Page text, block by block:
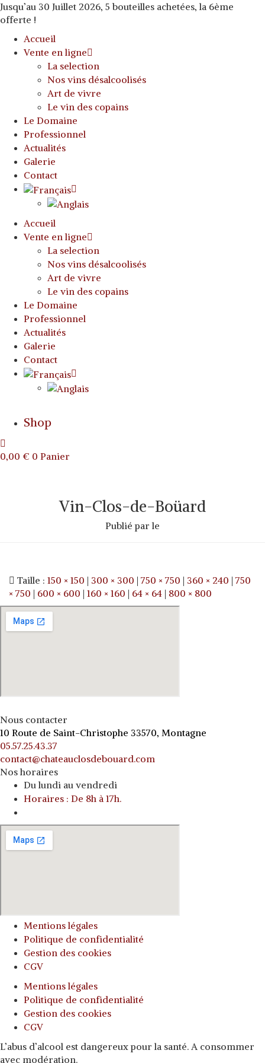
Jusqu’au 30 Juillet 2026, 5 bouteilles achetées, la 6ème
offerte !
Accueil
Vente en ligne
La selection
Nos vins désalcoolisés
Art de vivre
Le vin des copains
Le Domaine
Professionnel
Actualités
Galerie
Contact
Accueil
Vente en ligne
La selection
Nos vins désalcoolisés
Art de vivre
Le vin des copains
Le Domaine
Professionnel
Actualités
Galerie
Contact
Shop
0,00 € 0 Panier
Vin-Clos-de-Boüard
Publié par le
Taille : 150 × 150 | 300 × 300 | 750 × 750 | 360 × 240 | 750
× 750 | 600 × 600 | 160 × 160 | 64 × 64 | 800 × 800
Nous contacter
10 Route de Saint-Christophe 33570, Montagne
05.57.25.43.37
contact@chateauclosdebouard.com
Nos horaires
Du lundi au vendredi
Horaires : De 8h à 17h.
Mentions légales
Politique de confidentialité
Gestion des cookies
CGV
Mentions légales
Politique de confidentialité
Gestion des cookies
CGV
L’abus d’alcool est dangereux pour la santé. A consommer
avec modération.